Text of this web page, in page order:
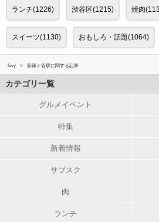
ランチ(1226) 渋谷区(1215) 焼肉
スイーツ(1130) おもしろ・話題(1064)
favy 新鎌ヶ谷駅に関する記事
カテゴリ一覧
グルメイベント
特集
新着情報
サブスク
肉
ランチ